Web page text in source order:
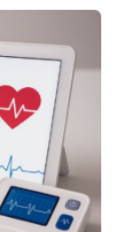
Dresden
sie
deren
MiHUBx ist